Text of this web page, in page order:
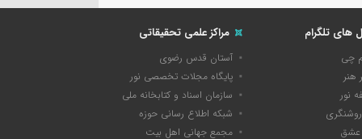
های تلگرام
چی
هنر
نور
مراکز علمی تحقیقاتی
آستان قدس رضوی
پایگاه مجلات تخصصی نور
سازمان اسناد و کتابخانه ملی
شبکه اطلاع رسانی حوزه
مجمع جهانی اهل بیت